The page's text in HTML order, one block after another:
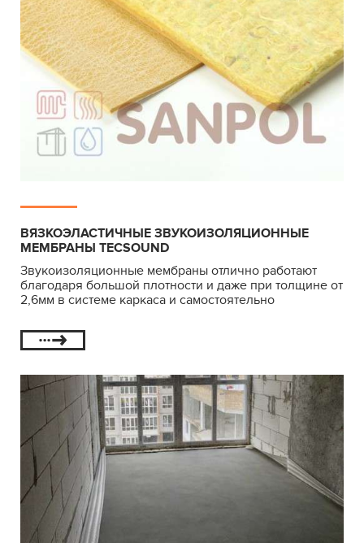
ВЯЗКОЭЛАСТИЧНЫЕ ЗВУКОИЗОЛЯЦИОННЫЕ
МЕМБРАНЫ TECSOUND
Звукоизоляционные мембраны отлично работают
благодаря большой плотности и даже при толщине от
2,6мм в системе каркаса и самостоятельно